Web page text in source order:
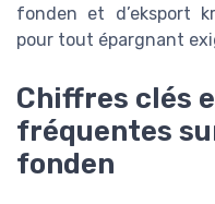
fonden et d’eksport
pour tout épargnant
Chiffres clés
fréquentes
fonden